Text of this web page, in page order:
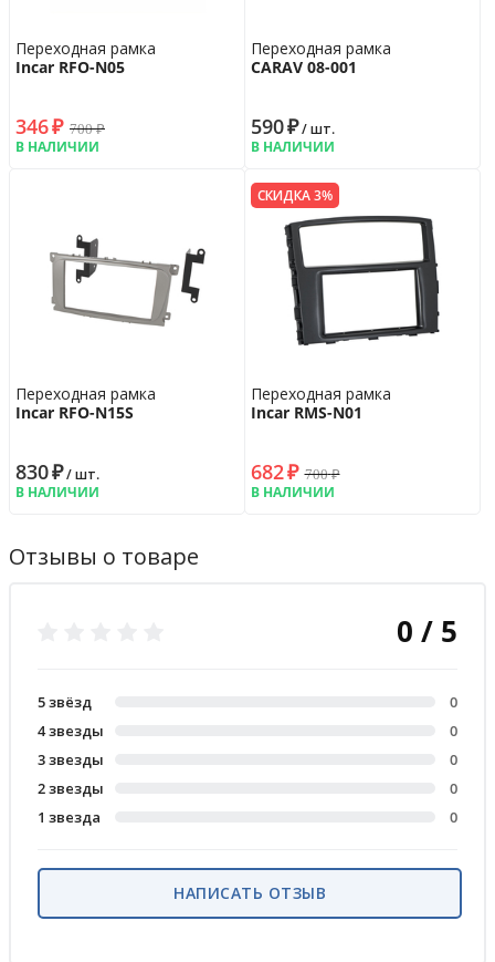
Переходная рамка
Incar RFO-N05
346₽ 700₽
В НАЛИЧИИ
Переходная рамка
CARAV 08-001
590₽/ шт.
В НАЛИЧИИ
Переходная рамка
Incar RFO-N15S
830₽/ шт.
В НАЛИЧИИ
СКИДКА 3%
Переходная рамка
Incar RMS-N01
682₽ 700₽
В НАЛИЧИИ
Отзывы о товаре
0 / 5
5 звёзд
0
4 звезды
0
3 звезды
0
2 звезды
0
1 звезда
0
НАПИСАТЬ ОТЗЫВ